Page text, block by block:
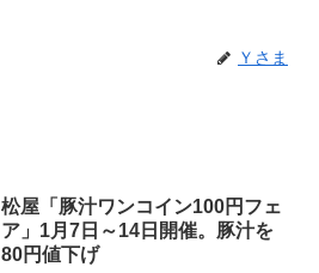
Ｙさま
松屋「豚汁ワンコイン100円フェ
ア」1月7日～14日開催。豚汁を
80円値下げ